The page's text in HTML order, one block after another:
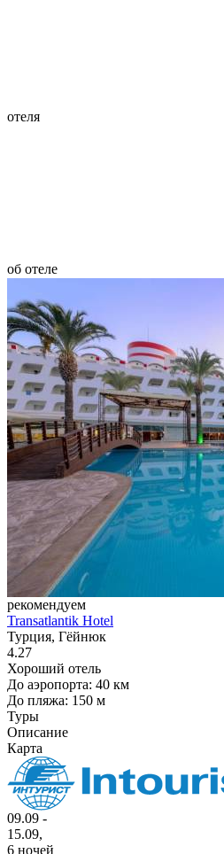
отеля
об отеле
рекомендуем
Transatlantik Hotel
Турция, Гёйнюк
4.27
Хороший отель
До аэропорта: 40 км
До пляжа: 150 м
Туры
Описание
Карта
09.09 -
15.09,
6 ночей